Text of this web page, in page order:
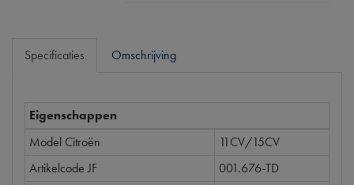
Specificaties Omschrijving
Eigenschappen
Model Citroën
11CV/15CV
Artikelcode JF
001.676-TD